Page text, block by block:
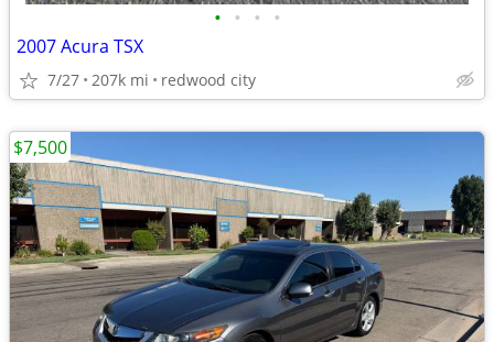
• • • •
2007 Acura TSX
7/27 207k mi redwood city
$7,500